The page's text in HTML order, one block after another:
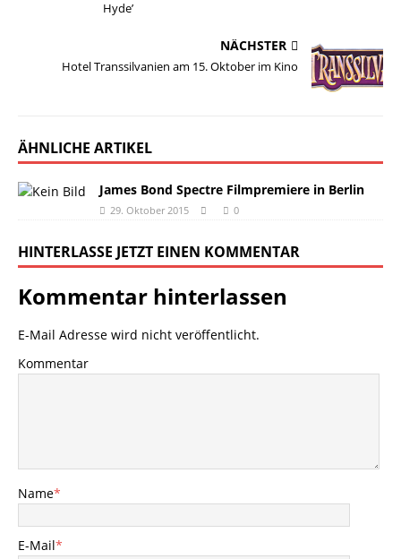
Hyde’
NÄCHSTER
Hotel Transsilvanien am 15. Oktober im Kino
ÄHNLICHE ARTIKEL
James Bond Spectre Filmpremiere in Berlin
29. Oktober 2015 0
HINTERLASSE JETZT EINEN KOMMENTAR
Kommentar hinterlassen
E-Mail Adresse wird nicht veröffentlicht.
Kommentar
Name*
E-Mail*